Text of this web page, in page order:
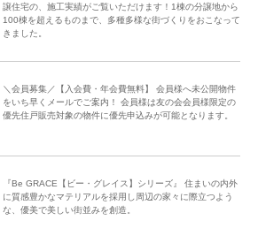
譲住宅の、施工実績がご覧いただけます！1棟の分譲地から
100棟を超えるものまで、多種多様な街づくりをおこなって
きました。
＼会員募集／【入会費・年会費無料】 会員様へ未公開物件
をいち早くメールでご案内！ 会員様は友の会会員様限定の
優先住戸販売対象の物件に優先申込みが可能となります。
『Be GRACE【ビー・グレイス】シリーズ』 住まいの内外
に質感豊かなマテリアルを採用し周辺の家々に際立つよう
な、優美で美しい街並みを創造。